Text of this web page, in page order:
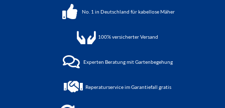
No. 1 in Deutschland für kabellose Mäher
100%versicherter Versand
Experten Beratung mit Gartenbegehung
Reperaturservice im Garantiefall gratis